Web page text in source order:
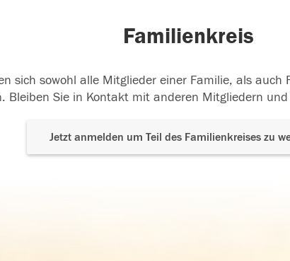
Familienkreis
sich sowohl alle Mitglieder einer Familie, als
Bleiben Sie in Kontakt mit anderen Mitgliedern
Jetzt anmelden um Teil des Familienkreises zu